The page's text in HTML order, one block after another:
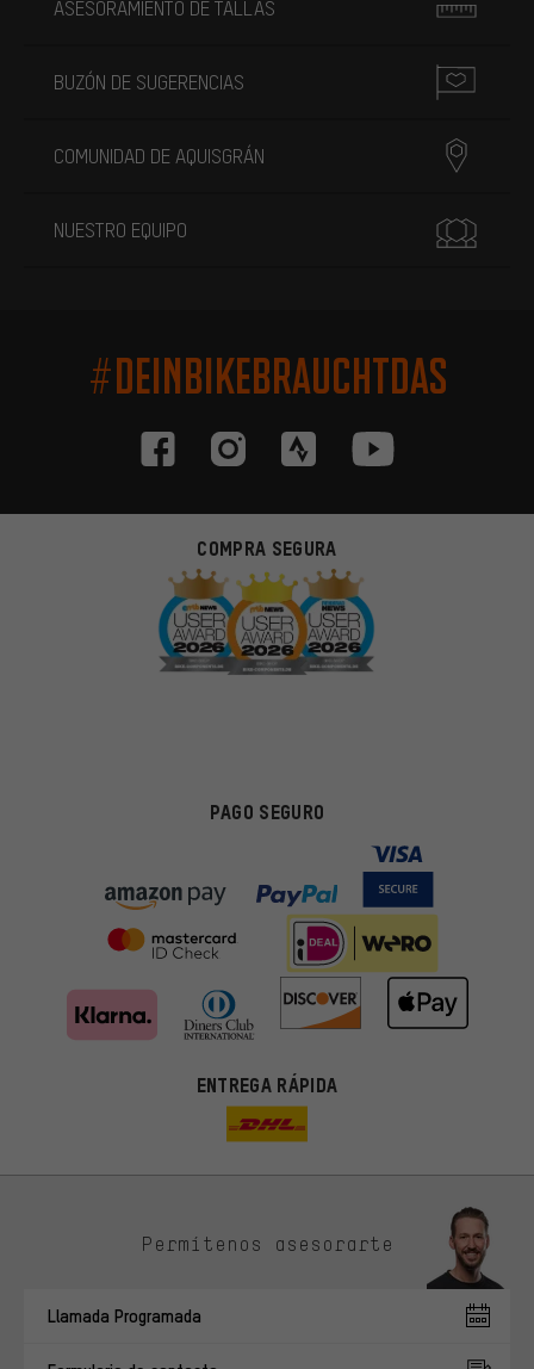
ASESORAMIENTO DE TALLAS
BUZÓN DE SUGERENCIAS
COMUNIDAD DE AQUISGRÁN
NUESTRO EQUIPO
#DEINBIKEBRAUCHTDAS
COMPRA SEGURA
PAGO SEGURO
ENTREGA RÁPIDA
Permítenos asesorarte
Llamada Programada
ti. Las cookies de marketing nos ayudan a identificar tus
y consejos relevantes.